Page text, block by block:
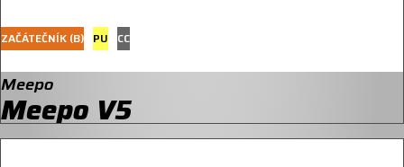
Meepo
Meepo V5
ZAČÁTEČNÍK (B) PU CC